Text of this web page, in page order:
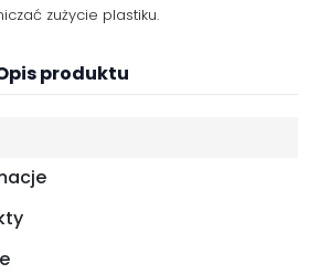
zużycie plastiku.
produktu